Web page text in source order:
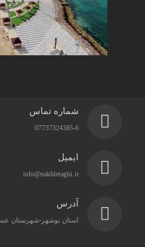
شماره تماس
07737324385-6
ایمیل
info@nakhletaghi.ir
آدرس
استان بوشهر-شهرستان